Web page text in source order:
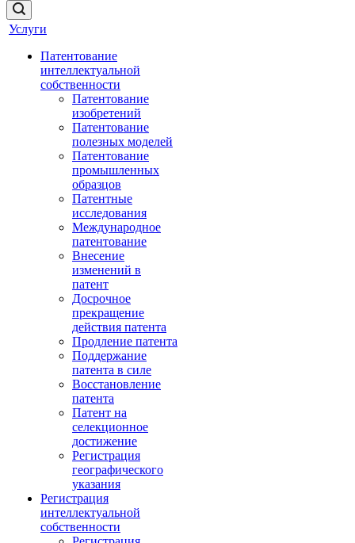
Услуги
Патентование
интеллектуальной
собственности
Патентование
изобретений
Патентование
полезных моделей
Патентование
промышленных
образцов
Патентные
исследования
Международное
патентование
Внесение
изменений в
патент
Досрочное
прекращение
действия патента
Продление патента
Поддержание
патента в силе
Восстановление
патента
Патент на
селекционное
достижение
Регистрация
географического
указания
Регистрация
интеллектуальной
собственности